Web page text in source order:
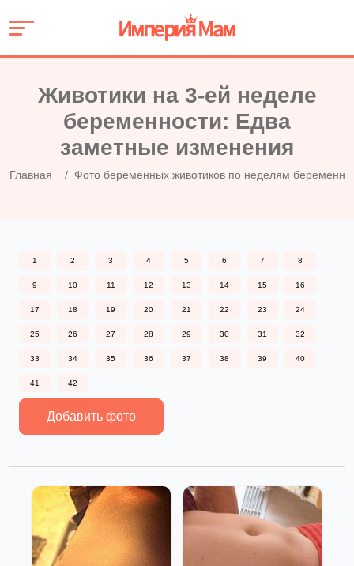
Животики на 3-ей неделе
беременности: Едва
заметные изменения
Главная Фото беременных животиков по неделям
1 2 3 4 5 6 7 8
9 10 11 12 13 14 15 16
17 18 19 20 21 22 23 24
25 26 27 28 29 30 31 32
33 34 35 36 37 38 39 40
41 42
Добавить фото